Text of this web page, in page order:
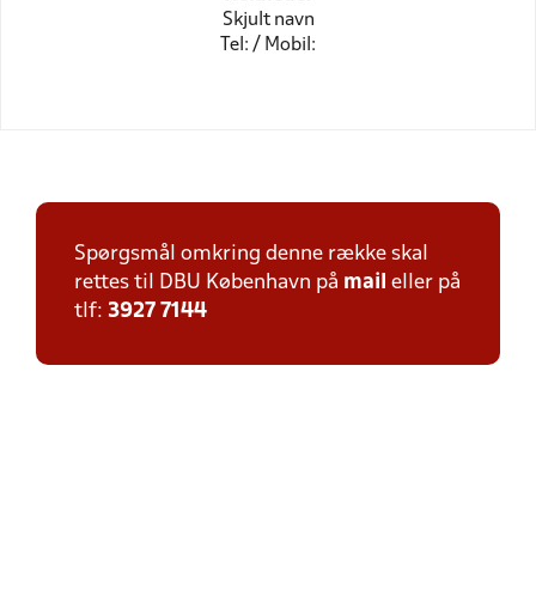
Skjult navn
Tel: / Mobil:
Spørgsmål omkring denne række skal
rettes til DBU København på mail eller på
tlf: 3927 7144